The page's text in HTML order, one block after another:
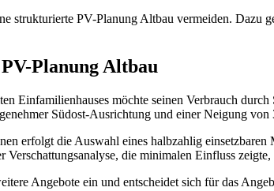
strukturierte PV-Planung Altbau vermeiden.
Planung Altbau
Einfamilienhauses möchte seinen Verbrauch
Südost-Ausrichtung und einer Neigung
erfolgt die Auswahl eines halbzahlig
die minimalen Einfluss
Angebote ein und entscheidet sich für das